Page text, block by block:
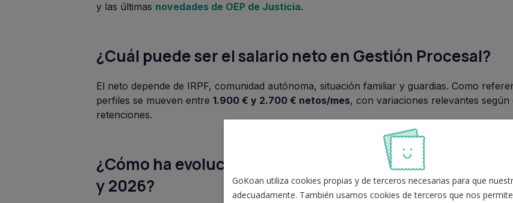
y las últimas novedades de OEP de Justicia.
¿Cuál puede ser el salario neto en Gestión Procesal?
El neto depende de IRPF, comunidad autónoma, situación familiar y guardias. Como
perfiles se mueven entre 1.900 € y 2.700 € netos/mes, con variaciones relevantes según
retenciones.
¿Cómo ha evolucionado el sueldo base A2 en 14 pagas
y 2026?
GoKoan utiliza cookies propias y de terceros necesarias para que
adecuadamente. También usamos cookies de terceros que nos